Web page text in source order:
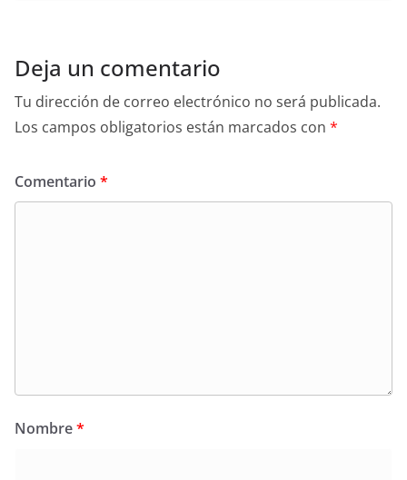
Deja un comentario
Tu dirección de correo electrónico no será publicada.
Los campos obligatorios están marcados con *
Comentario *
Nombre*